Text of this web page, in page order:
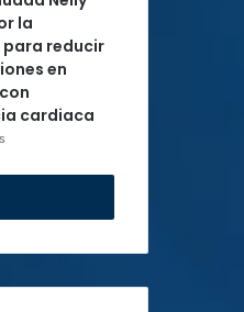
la
reducir
en
cardiaca